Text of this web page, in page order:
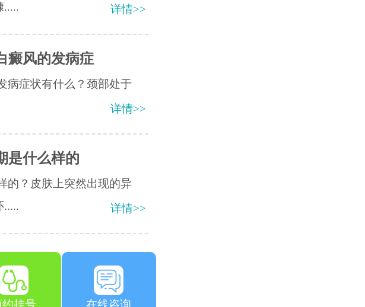
.....
详情>>
癜风的发病症
病症状有什么？​颈部处于
详情>>
是什么样的
的？皮肤上突然出现的异
.....
详情>>
约挂号 在线咨询